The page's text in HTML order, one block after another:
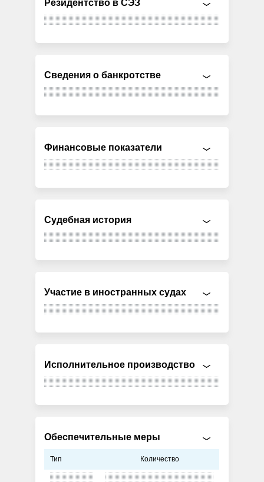
Резидентство в СЭЗ
Сведения о банкротстве
Финансовые показатели
Судебная история
Участие в иностранных судах
Исполнительное производство
Обеспечительные меры
Тип Количество